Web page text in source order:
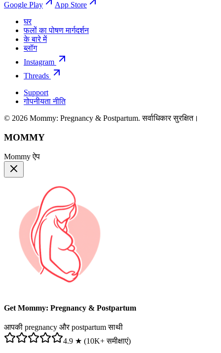
Google Play
App Store
घर
फलों का पोषण मार्गदर्शन
के बारे में
ब्लॉग
Instagram
Threads
Support
गोपनीयता नीति
© 2026 Mommy: Pregnancy & Postpartum. सर्वाधिकार सुरक्षित।
MOMMY
Mommy ऐप
Get Mommy: Pregnancy & Postpartum
आपकी pregnancy और postpartum साथी
4.9 ★ (10K+ समीक्षाएं)